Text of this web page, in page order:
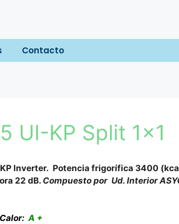
Contacto
UI-KP Split 1×1
Inverter. Potencia frigorífica 3400
22 dB. Compuesto por Ud. Interior
Calor:A +